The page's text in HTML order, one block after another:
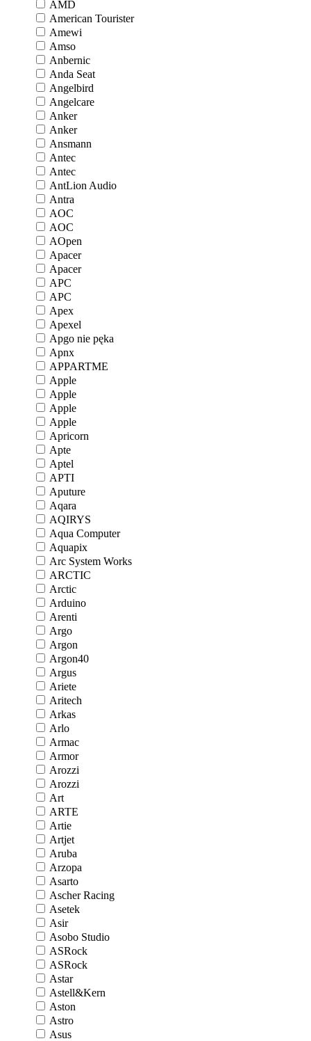
AMD
American Tourister
Amewi
Amso
Anbernic
Anda Seat
Angelbird
Angelcare
Anker
Anker
Ansmann
Antec
Antec
AntLion Audio
Antra
AOC
AOC
AOpen
Apacer
Apacer
APC
APC
Apex
Apexel
Apgo nie pęka
Apnx
APPARTME
Apple
Apple
Apple
Apple
Apricorn
Apte
Aptel
APTI
Aputure
Aqara
AQIRYS
Aqua Computer
Aquapix
Arc System Works
ARCTIC
Arctic
Arduino
Arenti
Argo
Argon
Argon40
Argus
Ariete
Aritech
Arkas
Arlo
Armac
Armor
Arozzi
Arozzi
Art
ARTE
Artie
Artjet
Aruba
Arzopa
Asarto
Ascher Racing
Asetek
Asir
Asobo Studio
ASRock
ASRock
Astar
Astell&Kern
Aston
Astro
Asus